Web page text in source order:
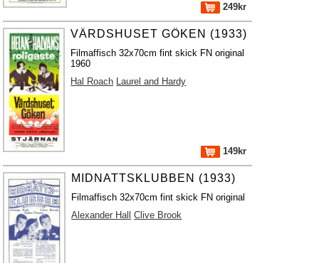
249kr
VÄRDSHUSET GÖKEN (1933)
Filmaffisch 32x70cm fint skick FN original
1960
Hal Roach Laurel and Hardy
149kr
MIDNATTSKLUBBEN (1933)
Filmaffisch 32x70cm fint skick FN original
Alexander Hall
Clive Brook